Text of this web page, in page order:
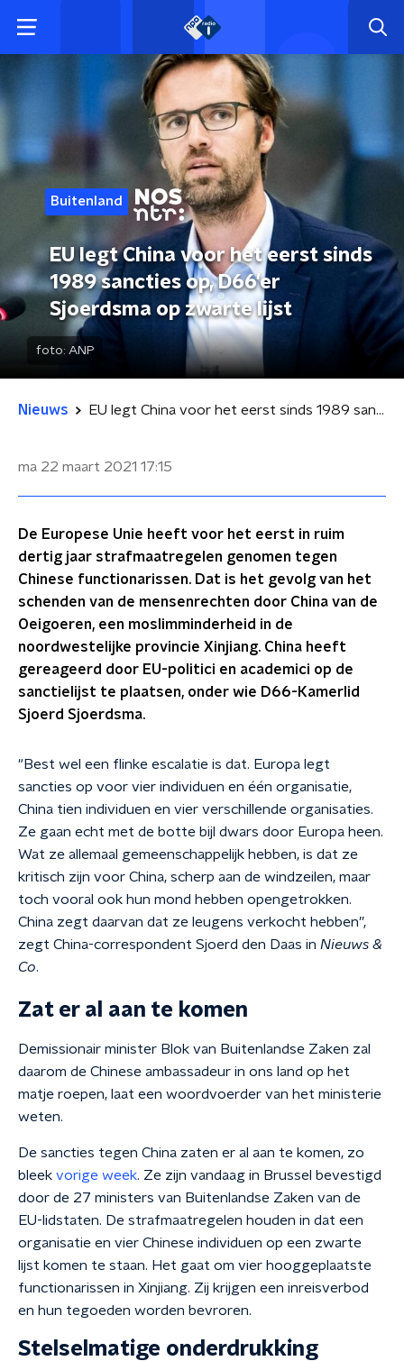
Buitenland
EU legt China voor het eerst sinds
1989 sancties op, D66'er
Sjoerdsma op zwarte lijst
foto: ANP
Nieuws EU legt China voor het eerst sinds 1989 sancties op, D66'er Sjoerdsma op zwarte lijst
ma 22 maart 2021 17:15
De Europese Unie heeft voor het eerst in ruim
dertig jaar strafmaatregelen genomen tegen
Chinese functionarissen. Dat is het gevolg van het
schenden van de mensenrechten door China van de
Oeigoeren, een moslimminderheid in de
noordwestelijke provincie Xinjiang. China heeft
gereageerd door EU-politici en academici op de
sanctielijst te plaatsen, onder wie D66-Kamerlid
Sjoerd Sjoerdsma.
" Best wel een flinke escalatie is dat. Europa legt
sancties op voor vier individuen en één organisatie,
China tien individuen en vier verschillende organisaties.
Ze gaan echt met de botte bijl dwars door Europa heen.
Wat ze allemaal gemeenschappelijk hebben, is dat ze
kritisch zijn voor China, scherp aan de windzeilen, maar
toch vooral ook hun mond hebben opengetrokken.
China zegt daarvan dat ze leugens verkocht hebben”,
zegt China-correspondent Sjoerd den Daas in Nieuws &
Co.
Zat er al aan te komen
Demissionair minister Blok van Buitenlandse Zaken zal
daarom de Chinese ambassadeur in ons land op het
matje roepen, laat een woordvoerder van het ministerie
weten.
De sancties tegen China zaten er al aan te komen, zo
bleek vorige week. Ze zijn vandaag in Brussel bevestigd
door de 27 ministers van Buitenlandse Zaken van de
EU-lidstaten. De strafmaatregelen houden in dat een
organisatie en vier Chinese individuen op een zwarte
lijst komen te staan. Het gaat om vier hooggeplaatste
functionarissen in Xinjiang. Zij krijgen een inreisverbod
en hun tegoeden worden bevroren.
Stelselmatige onderdrukking